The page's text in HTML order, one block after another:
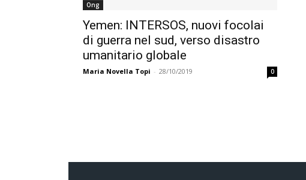
Ong
Yemen: INTERSOS, nuovi focolai
di guerra nel sud, verso disastro
umanitario globale
Maria Novella Topi - 28/10/2019 0